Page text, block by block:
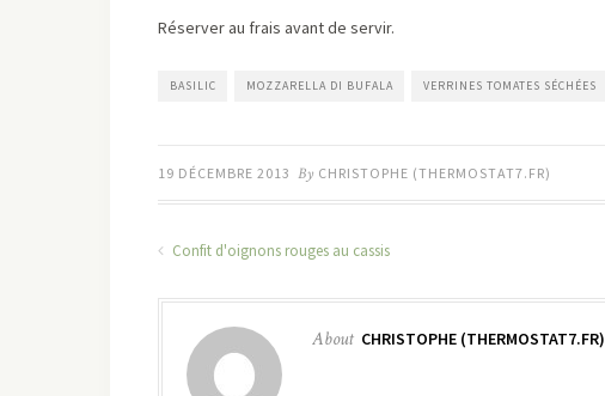
Réserver au frais avant de servir.
BASILIC MOZZARELLA DI BUFALA VERRINES TOMATES SÉCHÉES
19 DÉCEMBRE 2013 By CHRISTOPHE (THERMOSTAT7.FR)
Confit d'oignons rouges au cassis
About CHRISTOPHE (THERMOSTAT7.FR)